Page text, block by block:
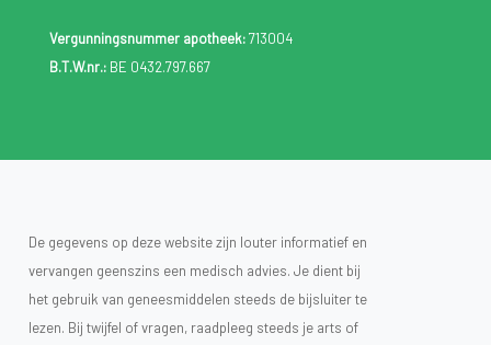
Vergunningsnummer apotheek:713004
B.T.W.nr.:BE 0432.797.667
De gegevens op deze website zijn louter informatief en
vervangen geenszins een medisch advies. Je dient bij
het gebruik van geneesmiddelen steeds de bijsluiter te
lezen. Bij twijfel of vragen, raadpleeg steeds je arts of